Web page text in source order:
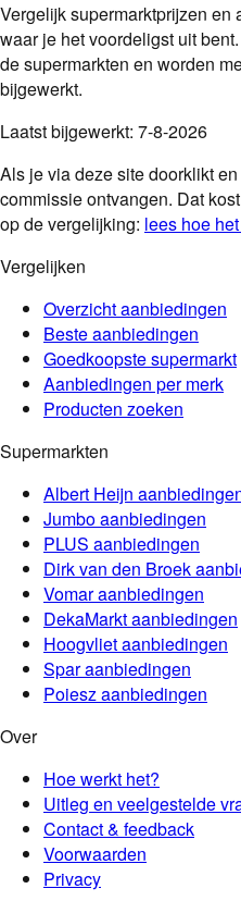
Vergelijk supermarktprijzen
waar je het voordeligst uit
de supermarkten en worden
bijgewerkt.
Laatst bijgewerkt: 7-8-2026
Als je via deze site doorklikt
commissie ontvangen. Dat
op de vergelijking: lees hoe
Vergelijken
Overzicht aanbiedingen
Beste aanbiedingen
Goedkoopste supermarkt
Aanbiedingen per merk
Producten zoeken
Supermarkten
Albert Heijn
Jumboaanbiedingen
PLUS aanbiedingen
Dirk van den Broek
Vomaraanbiedingen
DekaMarktaanbiedingen
Hoogvlietaanbiedingen
Sparaanbiedingen
Poieszaanbiedingen
Over
Hoe werkt het?
Uitleg en veelgestelde
Contact & feedback
Voorwaarden
Privacy